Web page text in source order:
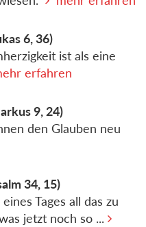
6, 36)
ist als eine
erfahren
9, 24)
den Glauben neu
34, 15)
Tages all das zu
jetzt noch so ...